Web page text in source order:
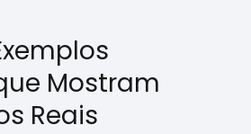
Mostram
Reais